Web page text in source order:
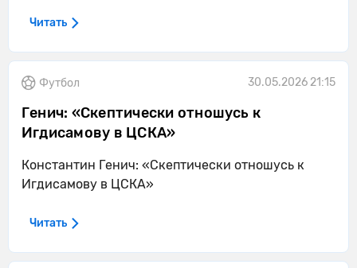
Читать
Футбол 30.05.2026 21:15
Генич: «Скептически отношусь к
Игдисамову в ЦСКА»
Константин Генич: «Скептически отношусь к
Игдисамову в ЦСКА»
Читать